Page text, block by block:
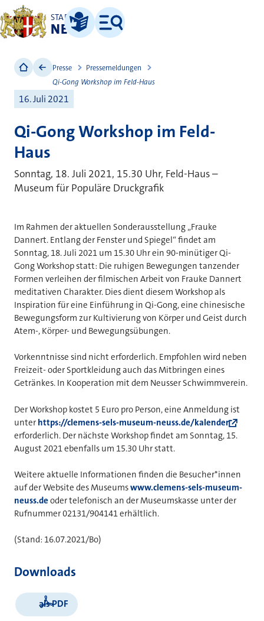
STADT
NEUSS
Leichte Sprache
Menü
Presse
Pressemeldungen
Qi-Gong Workshop im Feld-Haus
16. Juli 2021
Qi-Gong Workshop im Feld-
Haus
Sonntag, 18. Juli 2021, 15.30 Uhr, Feld-Haus –
Museum für Populäre Druckgrafik
Im Rahmen der aktuellen Sonderausstellung „Frauke
Dannert. Entlang der Fenster und Spiegel“ findet am
Sonntag, 18. Juli 2021 um 15.30 Uhr ein 90-minütiger Qi-
Gong Workshop statt: Die ruhigen Bewegungen tanzender
Formen verleihen der filmischen Arbeit von Frauke Dannert
meditativen Charakter. Dies dient diesem Workshop als
Inspiration für eine Einführung in Qi-Gong, eine chinesische
Bewegungsform zur Kultivierung von Körper und Geist durch
Atem-, Körper- und Bewegungsübungen.
Vorkenntnisse sind nicht erforderlich. Empfohlen wird neben
Freizeit- oder Sportkleidung auch das Mitbringen eines
Getränkes. In Kooperation mit dem Neusser Schwimmverein.
Der Workshop kostet 5 Euro pro Person, eine Anmeldung ist
unter https://clemens-sels-museum-neuss.de/kalender
erforderlich. Der nächste Workshop findet am Sonntag, 15.
August 2021 ebenfalls um 15.30 Uhr statt.
Weitere aktuelle Informationen finden die Besucher*innen
auf der Website des Museumswww.clemens-sels-museum-
neuss.de oder telefonisch an der Museumskasse unter der
Rufnummer 02131/904141 erhältlich.
(Stand: 16.07.2021/Bo)
Downloads
als PDF